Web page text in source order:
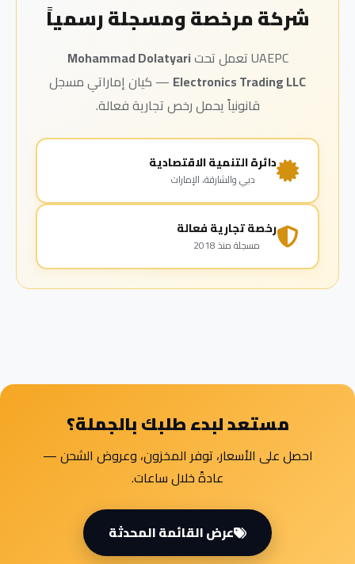
شركة مرخصة ومسجلة رسمياً
UAEPC تعمل تحت
Mohammad Dolatyari
Electronics Trading LLC — كيان إماراتي مسجل
قانونياً يحمل رخص تجارية فعالة.
دائرة التنمية الاقتصادية
دبي والشارقة، الإمارات
رخصة تجارية فعالة
مسجلة منذ 2018
مستعد لبدء طلبك بالجملة؟
احصل على الأسعار، توفر المخزون، وعروض الشحن —
عادةً خلال ساعات.
عرض القائمة المحدثة